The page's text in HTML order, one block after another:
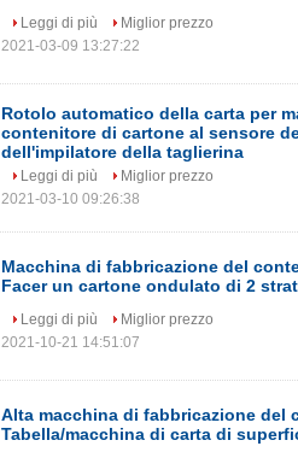
Leggi di più
Miglior prezzo
2021-03-09 13:27:22
Rotolo automatico della carta per
contenitore di cartone al sensore
dell'impilatore della taglierina
Leggi di più
Miglior prezzo
2021-03-10 09:26:38
Macchina di fabbricazione del
Facer un cartone ondulato di 2
Leggi di più
Miglior prezzo
2021-10-21 14:51:07
Alta macchina di fabbricazione del
Tabella/macchina di carta di